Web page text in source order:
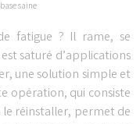
saine
fatigue ? Il rame, se
saturé d’applications
une solution simple et
opération, qui consiste
le réinstaller, permet de